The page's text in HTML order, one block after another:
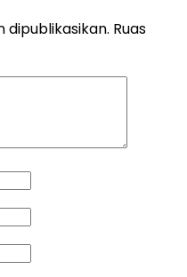
dipublikasikan. Ruas